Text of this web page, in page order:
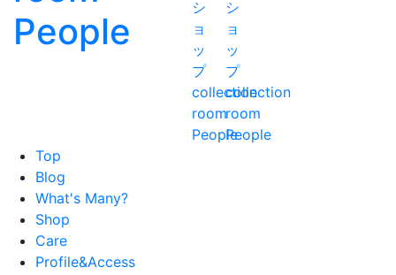
Top
Blog
What's Many?
Shop
Care
Profile&Access